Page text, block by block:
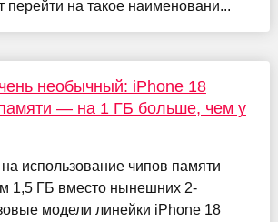
перейти на такое наименовани...
необычный: iPhone 18
— на 1 ГБ больше, чем у
использование чипов памяти
1,5 ГБ вместо нынешних 2-
модели линейки iPhone 18